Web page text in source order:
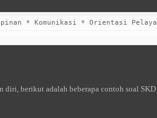
* Komunikasi * Orientasi
diri, berikut adalah beberapa contoh soal SKD